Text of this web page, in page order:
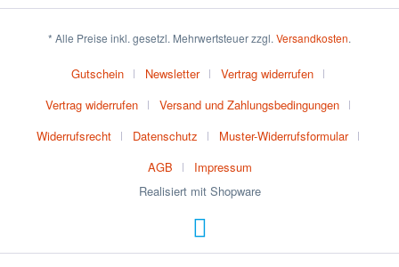
* Alle Preise inkl. gesetzl. Mehrwertsteuer zzgl. Versandkosten.
Gutschein Newsletter
Vertrag widerrufen
Vertrag widerrufen
Versand und Zahlungsbedingungen
Widerrufsrecht
Datenschutz
Muster-Widerrufsformular
AGB
Impressum
Realisiert mit Shopware